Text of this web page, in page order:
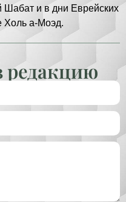
Шабат и в дни Еврейских
Холь а-Моэд.
редакцию